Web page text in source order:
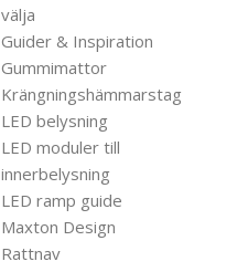
välja
Guider & Inspiration
Gummimattor
Krängningshämmarstag
LED belysning
LED moduler till
innerbelysning
LED ramp guide
Maxton Design
Rattnav